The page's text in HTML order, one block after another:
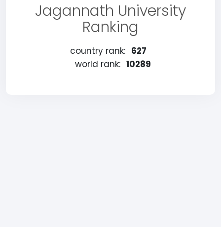
Jagannath University
Ranking
country rank: 627
world rank: 10289